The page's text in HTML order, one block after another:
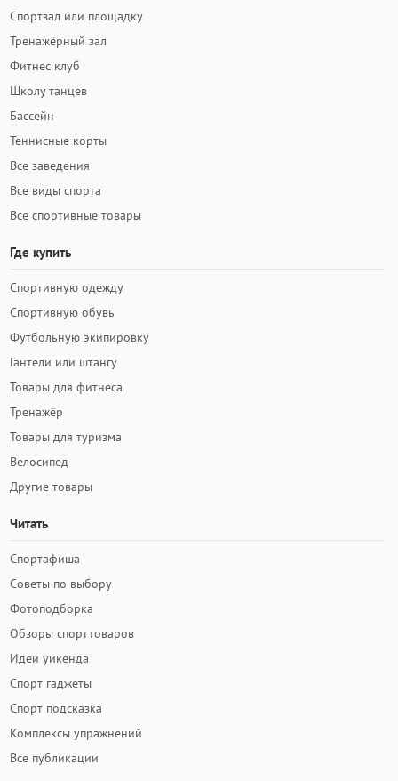
Спортзал или площадку
Тренажёрный зал
Фитнес клуб
Школу танцев
Бассейн
Теннисные корты
Все заведения
Все виды спорта
Все спортивные товары
Где купить
Спортивную одежду
Спортивную обувь
Футбольную экипировку
Гантели или штангу
Товары для фитнеса
Тренажёр
Товары для туризма
Велосипед
Другие товары
Читать
Спортафиша
Советы по выбору
Фотоподборка
Обзоры спорттоваров
Идеи уикенда
Спорт гаджеты
Спорт подсказка
Комплексы упражнений
Все публикации